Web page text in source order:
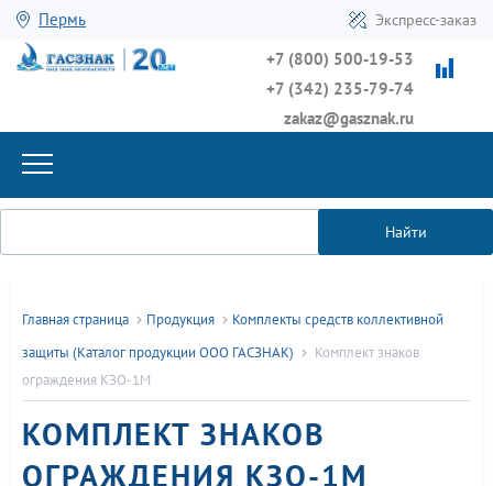
Пермь Экспресс-заказ
+7 (800) 500-19-53
+7 (342) 235-79-74
zakaz@gasznak.ru
Найти
Главная страница Продукция
Комплекты средств коллективной
защиты (Каталог продукции ООО ГАСЗНАК)
Комплект знаков
ограждения КЗО-1М
КОМПЛЕКТ ЗНАКОВ
ОГРАЖДЕНИЯ КЗО-1М